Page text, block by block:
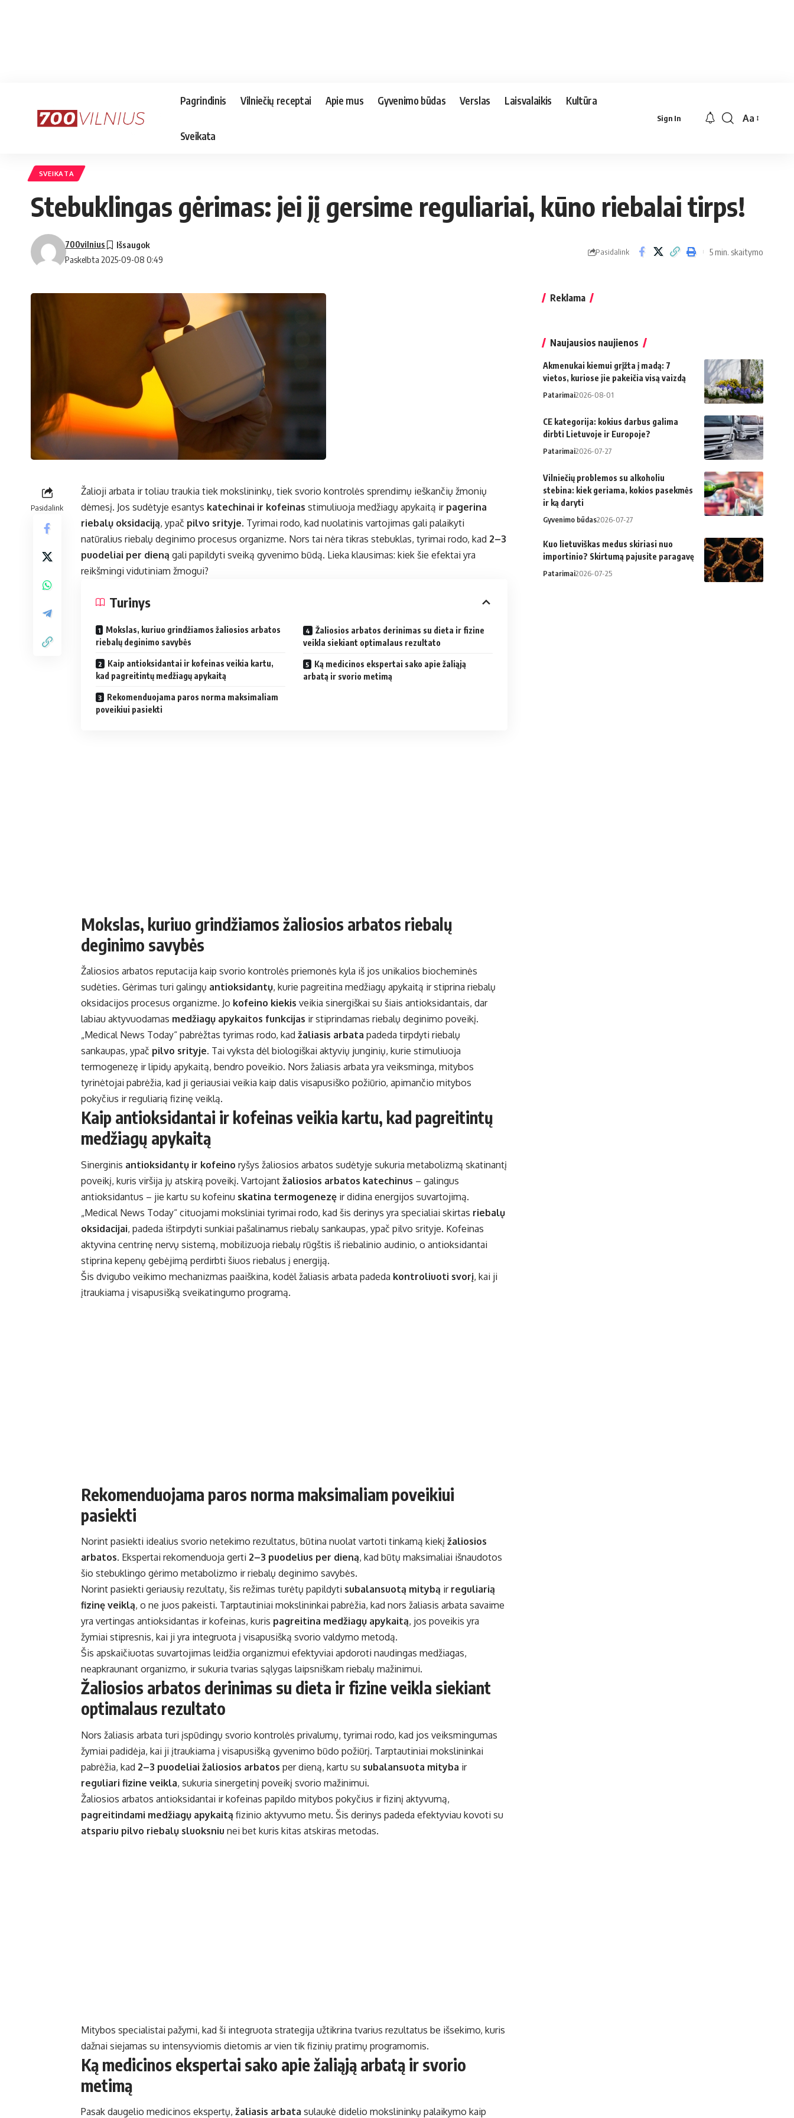
Pagrindinis Vilniečių receptai Apie mus Gyvenimo būdas Verslas Laisvalaikis Kultūra
Sveikata
Sign In
Font
Aa
SVEIKATA
Stebuklingas gėrimas: jei jį gersime reguliariai, kūno riebalai tirps!
Paskelbta 2025-09-08 0:49
700vilnius
Pasidalink 5 min. skaitymo
Pasidalink
Žalioji arbata ir toliau traukia tiek mokslininkų, tiek svorio kontrolės sprendimų ieškančių žmonių
dėmesį. Jos sudėtyje esantys katechinai ir kofeinas stimuliuoja medžiagų apykaitą ir pagerina
riebalų oksidaciją, ypač pilvo srityje. Tyrimai rodo, kad nuolatinis vartojimas gali palaikyti
natūralius riebalų deginimo procesus organizme. Nors tai nėra tikras stebuklas, tyrimai rodo, kad 2–3
puodeliai per dieną gali papildyti sveiką gyvenimo būdą. Lieka klausimas: kiek šie efektai yra
reikšmingi vidutiniam žmogui?
Turinys
Mokslas, kuriuo grindžiamos žaliosios arbatos
riebalų deginimo savybės
Kaip antioksidantai ir kofeinas veikia kartu,
kad pagreitintų medžiagų apykaitą
Rekomenduojama paros norma maksimaliam
poveikiui pasiekti
Žaliosios arbatos derinimas su dieta ir fizine
veikla siekiant optimalaus rezultato
Ką medicinos ekspertai sako apie žaliąją
arbatą ir svorio metimą
Mokslas, kuriuo grindžiamos žaliosios arbatos riebalų
deginimo savybės
Žaliosios arbatos reputacija kaip svorio kontrolės priemonės kyla iš jos unikalios biocheminės
sudėties. Gėrimas turi galingų antioksidantų, kurie pagreitina medžiagų apykaitą ir stiprina riebalų
oksidacijos procesus organizme. Jo kofeino kiekis veikia sinergiškai su šiais antioksidantais, dar
labiau aktyvuodamas medžiagų apykaitos funkcijas ir stiprindamas riebalų deginimo poveikį.
„Medical News Today“ pabrėžtas tyrimas rodo, kad žaliasis arbata padeda tirpdyti riebalų
sankaupas, ypač pilvo srityje. Tai vyksta dėl biologiškai aktyvių junginių, kurie stimuliuoja
termogenezę ir lipidų apykaitą, bendro poveikio. Nors žaliasis arbata yra veiksminga, mitybos
tyrinėtojai pabrėžia, kad ji geriausiai veikia kaip dalis visapusiško požiūrio, apimančio mitybos
pokyčius ir reguliarią fizinę veiklą.
Kaip antioksidantai ir kofeinas veikia kartu, kad pagreitintų
medžiagų apykaitą
Sinerginis antioksidantų ir kofeino ryšys žaliosios arbatos sudėtyje sukuria metabolizmą skatinantį
poveikį, kuris viršija jų atskirą poveikį. Vartojant žaliosios arbatos katechinus – galingus
antioksidantus – jie kartu su kofeinu skatina termogenezę ir didina energijos suvartojimą.
„Medical News Today“ cituojami moksliniai tyrimai rodo, kad šis derinys yra specialiai skirtas riebalų
oksidacijai, padeda ištirpdyti sunkiai pašalinamus riebalų sankaupas, ypač pilvo srityje. Kofeinas
aktyvina centrinę nervų sistemą, mobilizuoja riebalų rūgštis iš riebalinio audinio, o antioksidantai
stiprina kepenų gebėjimą perdirbti šiuos riebalus į energiją.
Šis dvigubo veikimo mechanizmas paaiškina, kodėl žaliasis arbata padeda kontroliuoti svorį, kai ji
įtraukiama į visapusišką sveikatingumo programą.
Rekomenduojama paros norma maksimaliam poveikiui
pasiekti
Norint pasiekti idealius svorio netekimo rezultatus, būtina nuolat vartoti tinkamą kiekį žaliosios
arbatos. Ekspertai rekomenduoja gerti 2–3 puodelius per dieną, kad būtų maksimaliai išnaudotos
šio stebuklingo gėrimo metabolizmo ir riebalų deginimo savybės.
Norint pasiekti geriausių rezultatų, šis režimas turėtų papildyti subalansuotą mitybą ir reguliarią
fizinę veiklą, o ne juos pakeisti. Tarptautiniai mokslininkai pabrėžia, kad nors žaliasis arbata savaime
yra vertingas antioksidantas ir kofeinas, kuris pagreitina medžiagų apykaitą, jos poveikis yra
žymiai stipresnis, kai ji yra integruota į visapusišką svorio valdymo metodą.
Šis apskaičiuotas suvartojimas leidžia organizmui efektyviai apdoroti naudingas medžiagas,
neapkraunant organizmo, ir sukuria tvarias sąlygas laipsniškam riebalų mažinimui.
Žaliosios arbatos derinimas su dieta ir fizine veikla siekiant
optimalaus rezultato
Nors žaliasis arbata turi įspūdingų svorio kontrolės privalumų, tyrimai rodo, kad jos veiksmingumas
žymiai padidėja, kai ji įtraukiama į visapusišką gyvenimo būdo požiūrį. Tarptautiniai mokslininkai
pabrėžia, kad 2–3 puodeliai žaliosios arbatos per dieną, kartu su subalansuota mityba ir
reguliari fizine veikla, sukuria sinergetinį poveikį svorio mažinimui.
Žaliosios arbatos antioksidantai ir kofeinas papildo mitybos pokyčius ir fizinį aktyvumą,
pagreitindami medžiagų apykaitą fizinio aktyvumo metu. Šis derinys padeda efektyviau kovoti su
atspariu pilvo riebalų sluoksniu nei bet kuris kitas atskiras metodas.
Mitybos specialistai pažymi, kad ši integruota strategija užtikrina tvarius rezultatus be išsekimo, kuris
dažnai siejamas su intensyviomis dietomis ar vien tik fizinių pratimų programomis.
Ką medicinos ekspertai sako apie žaliąją arbatą ir svorio
metimą
Pasak daugelio medicinos ekspertų, žaliasis arbata sulaukė didelio mokslininkų palaikymo kaip
Reklama
Naujausios naujienos
Akmenukai kiemui grįžta į madą: 7
vietos, kuriose jie pakeičia visą vaizdą
Patarimai2026-08-01
CE kategorija: kokius darbus galima
dirbti Lietuvoje ir Europoje?
Patarimai2026-07-27
Vilniečių problemos su alkoholiu
stebina: kiek geriama, kokios pasekmės
ir ką daryti
Gyvenimo būdas2026-07-27
Kuo lietuviškas medus skiriasi nuo
importinio? Skirtumą pajusite paragavę
Patarimai2026-07-25